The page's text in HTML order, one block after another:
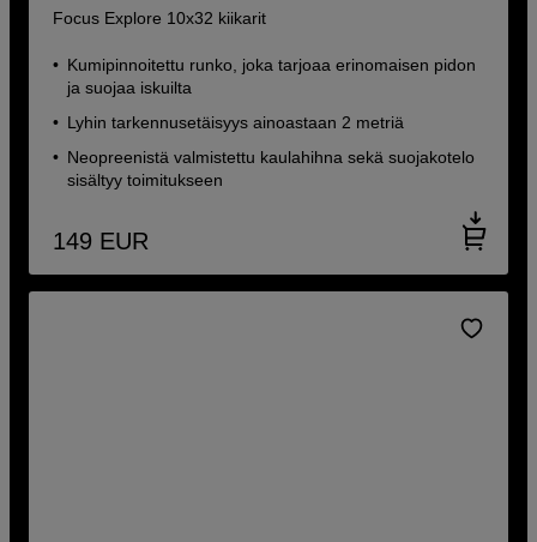
Focus Explore 10x32 kiikarit
Kumipinnoitettu runko, joka tarjoaa erinomaisen pidon
ja suojaa iskuilta
Lyhin tarkennusetäisyys ainoastaan 2 metriä
Neopreenistä valmistettu kaulahihna sekä suojakotelo
sisältyy toimitukseen
149 EUR